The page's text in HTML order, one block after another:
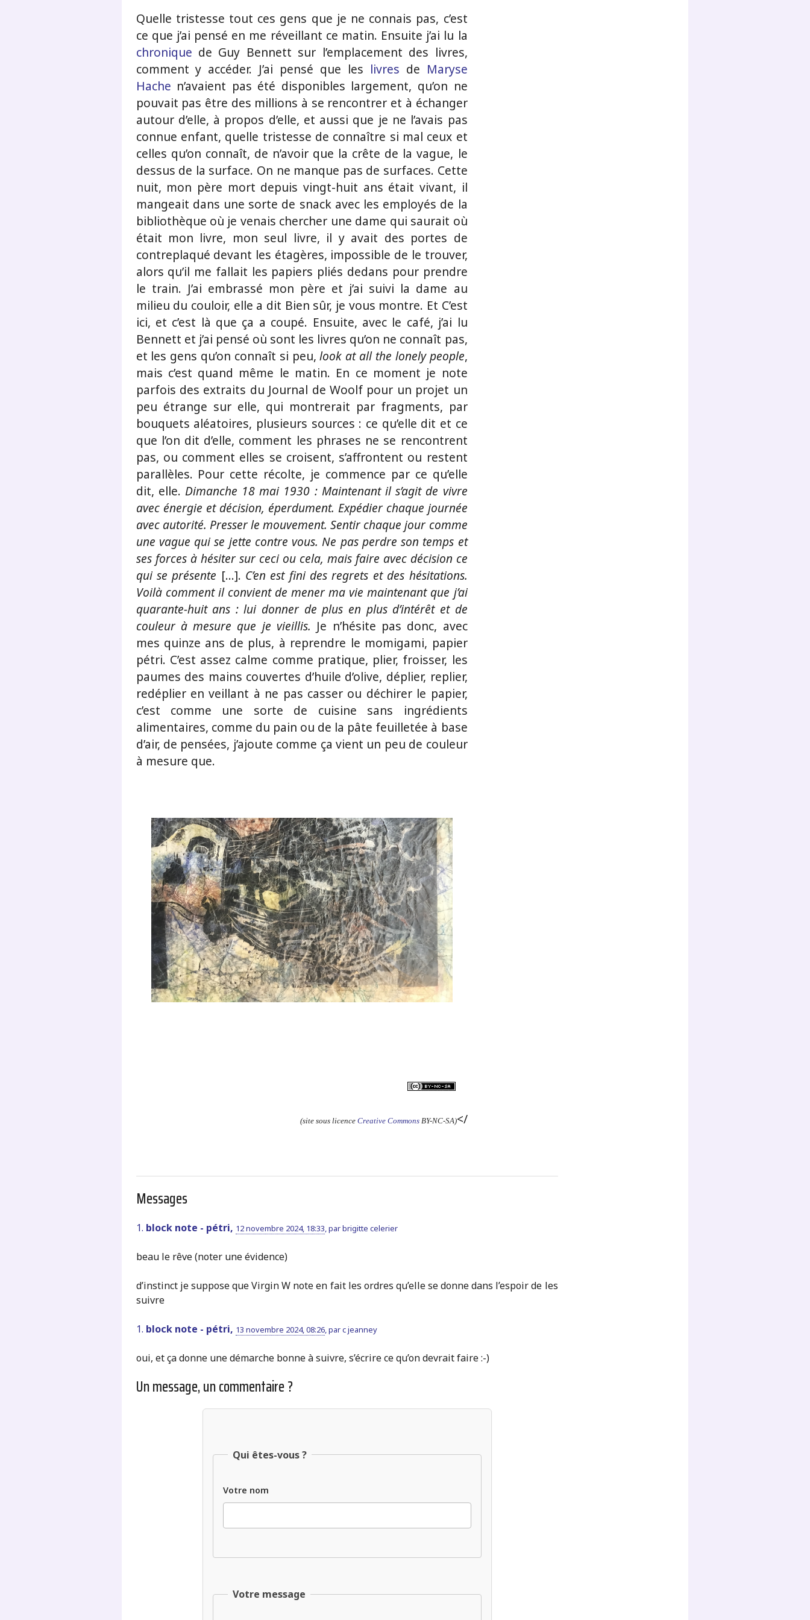
Quelle tristesse tout ces gens que je ne connais pas, c’est
ce que j’ai pensé en me réveillant ce matin. Ensuite j’ai lu la
chronique de Guy Bennett sur l’emplacement des livres,
comment y accéder. J’ai pensé que les livres de Maryse
Hache n’avaient pas été disponibles largement, qu’on ne
pouvait pas être des millions à se rencontrer et à échanger
autour d’elle, à propos d’elle, et aussi que je ne l’avais pas
connue enfant, quelle tristesse de connaître si mal ceux et
celles qu’on connaît, de n’avoir que la crête de la vague, le
dessus de la surface. On ne manque pas de surfaces. Cette
nuit, mon père mort depuis vingt-huit ans était vivant, il
mangeait dans une sorte de snack avec les employés de la
bibliothèque où je venais chercher une dame qui saurait où
était mon livre, mon seul livre, il y avait des portes de
contreplaqué devant les étagères, impossible de le trouver,
alors qu’il me fallait les papiers pliés dedans pour prendre
le train. J’ai embrassé mon père et j’ai suivi la dame au
milieu du couloir, elle a dit Bien sûr, je vous montre. Et C’est
ici, et c’est là que ça a coupé. Ensuite, avec le café, j’ai lu
Bennett et j’ai pensé où sont les livres qu’on ne connaît pas,
et les gens qu’on connaît si peu,look at all the lonely people,
mais c’est quand même le matin. En ce moment je note
parfois des extraits du Journal de Woolf pour un projet un
peu étrange sur elle, qui montrerait par fragments, par
bouquets aléatoires, plusieurs sources : ce qu’elle dit et ce
que l’on dit d’elle, comment les phrases ne se rencontrent
pas, ou comment elles se croisent, s’affrontent ou restent
parallèles. Pour cette récolte, je commence par ce qu’elle
dit, elle. Dimanche 18 mai 1930 : Maintenant il s’agit de vivre
avec énergie et décision, éperdument. Expédier chaque journée
avec autorité. Presser le mouvement. Sentir chaque jour comme
une vague qui se jette contre vous. Ne pas perdre son temps et
ses forces à hésiter sur ceci ou cela, mais faire avec décision ce
qui se présente […]. C’en est fini des regrets et des hésitations.
Voilà comment il convient de mener ma vie maintenant que j’ai
quarante-huit ans : lui donner de plus en plus d’intérêt et de
couleur à mesure que je vieillis. Je n’hésite pas donc, avec
mes quinze ans de plus, à reprendre le momigami, papier
pétri. C’est assez calme comme pratique, plier, froisser, les
paumes des mains couvertes d’huile d’olive, déplier, replier,
redéplier en veillant à ne pas casser ou déchirer le papier,
c’est comme une sorte de cuisine sans ingrédients
alimentaires, comme du pain ou de la pâte feuilletée à base
d’air, de pensées, j’ajoute comme ça vient un peu de couleur
à mesure que.
(site sous licence Creative CommonsBY-NC-SA)</
Messages
1. block note - pétri, 12 novembre 2024, 18:33,parbrigitte celerier
beau le rêve (noter une évidence)
d’instinct je suppose que Virgin W note en fait les ordres qu’elle se donne dans l’espoir de les
suivre
1. block note - pétri, 13 novembre 2024, 08:26,parc jeanney
oui, et ça donne une démarche bonne à suivre, s’écrire ce qu’on devrait faire :-)
Un message, un commentaire ?
Qui êtes-vous ?
Votre nom
Votre message